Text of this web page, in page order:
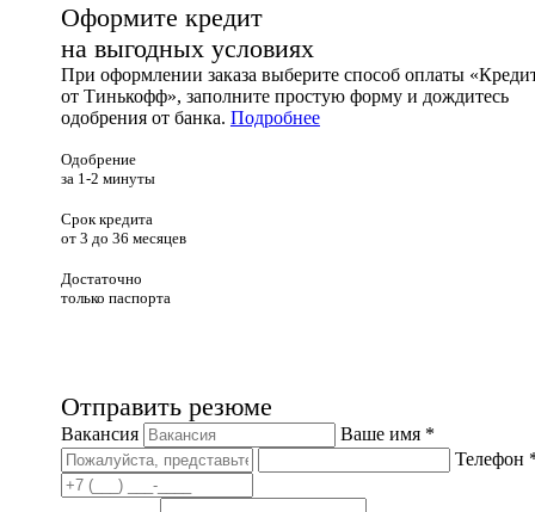
Оформите кредит
на выгодных условиях
При оформлении заказа выберите способ оплаты
от Тинькофф», заполните простую форму и дождитесь
одобрения от банка. Подробнее
Одобрение
за 1-2 минуты
Срок кредита
от 3 до 36 месяцев
Достаточно
только паспорта
Отправить резюме
Вакансия
Ваше имя *
Телефон